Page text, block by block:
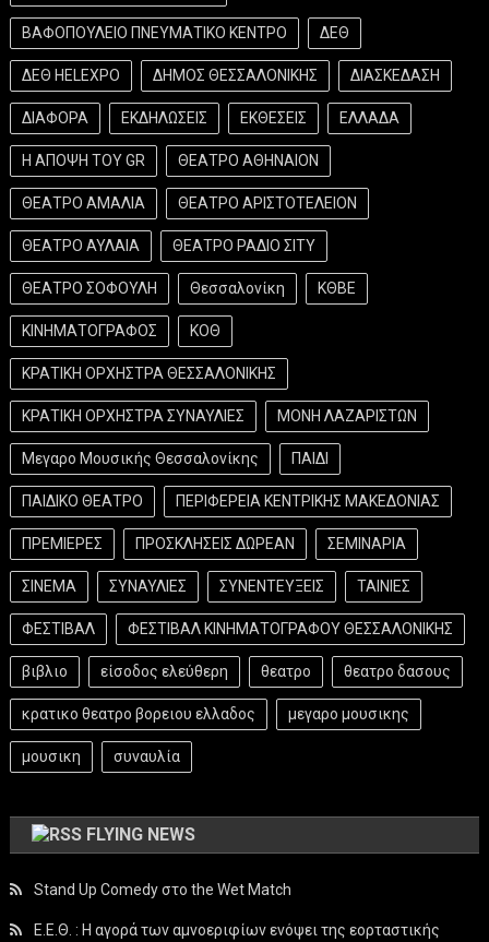
ΒΑΦΟΠΟΥΛΕΙΟ ΠΝΕΥΜΑΤΙΚΟ ΚΕΝΤΡΟ ΔΕΘ
ΔΕΘ HELEXPO ΔΗΜΟΣ ΘΕΣΣΑΛΟΝΙΚΗΣ ΔΙΑΣΚΕΔΑΣΗ
ΔΙΑΦΟΡΑ ΕΚΔΗΛΩΣΕΙΣ ΕΚΘΕΣΕΙΣ ΕΛΛΑΔΑ
Η ΑΠΟΨΗ ΤΟΥ GR ΘΕΑΤΡΟ ΑΘΗΝΑΙΟΝ
ΘΕΑΤΡΟ ΑΜΑΛΙΑ ΘΕΑΤΡΟ ΑΡΙΣΤΟΤΕΛΕΙΟΝ
ΘΕΑΤΡΟ ΑΥΛΑΙΑ ΘΕΑΤΡΟ ΡΑΔΙΟ ΣΙΤΥ
ΘΕΑΤΡΟ ΣΟΦΟΥΛΗ Θεσσαλονίκη ΚΘΒΕ
ΚΙΝΗΜΑΤΟΓΡΑΦΟΣ ΚΟΘ
ΚΡΑΤΙΚΗ ΟΡΧΗΣΤΡΑ ΘΕΣΣΑΛΟΝΙΚΗΣ
ΚΡΑΤΙΚΗ ΟΡΧΗΣΤΡΑ ΣΥΝΑΥΛΙΕΣ ΜΟΝΗ ΛΑΖΑΡΙΣΤΩΝ
Μεγαρο Μουσικής Θεσσαλονίκης ΠΑΙΔΙ
ΠΑΙΔΙΚΟ ΘΕΑΤΡΟ ΠΕΡΙΦΕΡΕΙΑ ΚΕΝΤΡΙΚΗΣ ΜΑΚΕΔΟΝΙΑΣ
ΠΡΕΜΙΕΡΕΣ ΠΡΟΣΚΛΗΣΕΙΣ ΔΩΡΕΑΝ ΣΕΜΙΝΑΡΙΑ
ΣΙΝΕΜΑ ΣΥΝΑΥΛΙΕΣ ΣΥΝΕΝΤΕΥΞΕΙΣ ΤΑΙΝΙΕΣ
ΦΕΣΤΙΒΑΛ ΦΕΣΤΙΒΑΛ ΚΙΝΗΜΑΤΟΓΡΑΦΟΥ ΘΕΣΣΑΛΟΝΙΚΗΣ
βιβλιο είσοδος ελεύθερη θεατρο θεατρο δασους
κρατικο θεατρο βορειου ελλαδος μεγαρο μουσικης
μουσικη συναυλία
FLYING NEWS
Stand Up Comedy στο the Wet Match
Ε.Ε.Θ. : Η αγορά των αμνοεριφίων ενόψει της εορταστικής